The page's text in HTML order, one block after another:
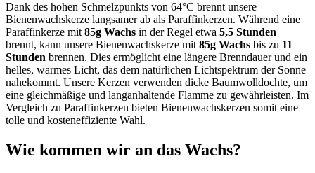
Dank des hohen Schmelzpunkts von 64°C brennt unsere
Bienenwachskerze langsamer ab als Paraffinkerzen. Während eine
Paraffinkerze mit 85g Wachs in der Regel etwa 5,5 Stunden
brennt, kann unsere Bienenwachskerze mit 85g Wachs bis zu 11
Stunden brennen. Dies ermöglicht eine längere Brenndauer und ein
helles, warmes Licht, das dem natürlichen Lichtspektrum der Sonne
nahekommt. Unsere Kerzen verwenden dicke Baumwoll­dochte, um
eine gleichmäßige und langanhaltende Flamme zu gewährleisten. Im
Vergleich zu Paraffinkerzen bieten Bienenwachskerzen somit eine
tolle und kosteneffiziente Wahl.
Wie kommen wir an das Wachs?